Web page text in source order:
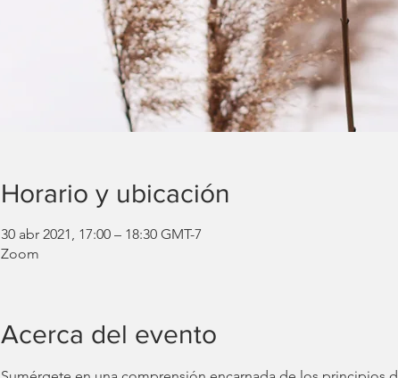
Horario y ubicación
30 abr 2021, 17:00 – 18:30 GMT-7
Zoom
Acerca del evento